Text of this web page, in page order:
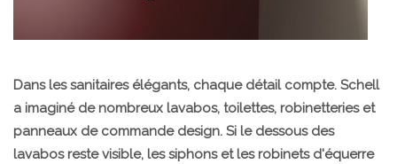
Dans les sanitaires élégants, chaque détail compte. Schell
a imaginé de nombreux lavabos, toilettes, robinetteries et
panneaux de commande design. Si le dessous des
lavabos reste visible, les siphons et les robinets d'équerre